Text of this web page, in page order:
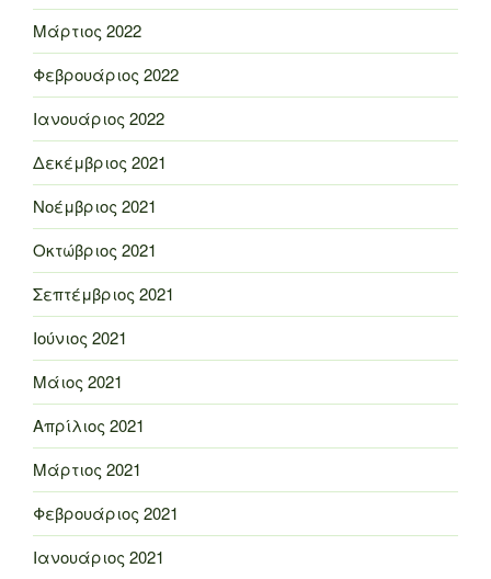
Μάρτιος 2022
Φεβρουάριος 2022
Ιανουάριος 2022
Δεκέμβριος 2021
Νοέμβριος 2021
Οκτώβριος 2021
Σεπτέμβριος 2021
Ιούνιος 2021
Μάιος 2021
Απρίλιος 2021
Μάρτιος 2021
Φεβρουάριος 2021
Ιανουάριος 2021